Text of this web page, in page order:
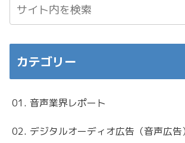
カテゴリー
01. 音声業界レポート
02. デジタルオーディオ広告（音声広告